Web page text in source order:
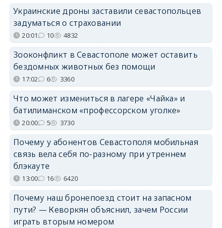
Украинские дроны заставили севастопольцев
задуматься о страховании
20:01 10 4832
Зооконфликт в Севастополе может оставить
бездомных животных без помощи
17:02 6 3360
Что может измениться в лагере «Чайка» и
батилиманском «профессорском уголке»
20:00 5 3730
Почему у абонентов Севастополя мобильная
связь вела себя по-разному при утреннем
блэкауте
13:00 16 6420
Почему наш бронепоезд стоит на запасном
пути? — Кеворкян объяснил, зачем России
играть вторым номером